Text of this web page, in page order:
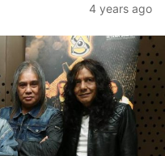
4 years ago